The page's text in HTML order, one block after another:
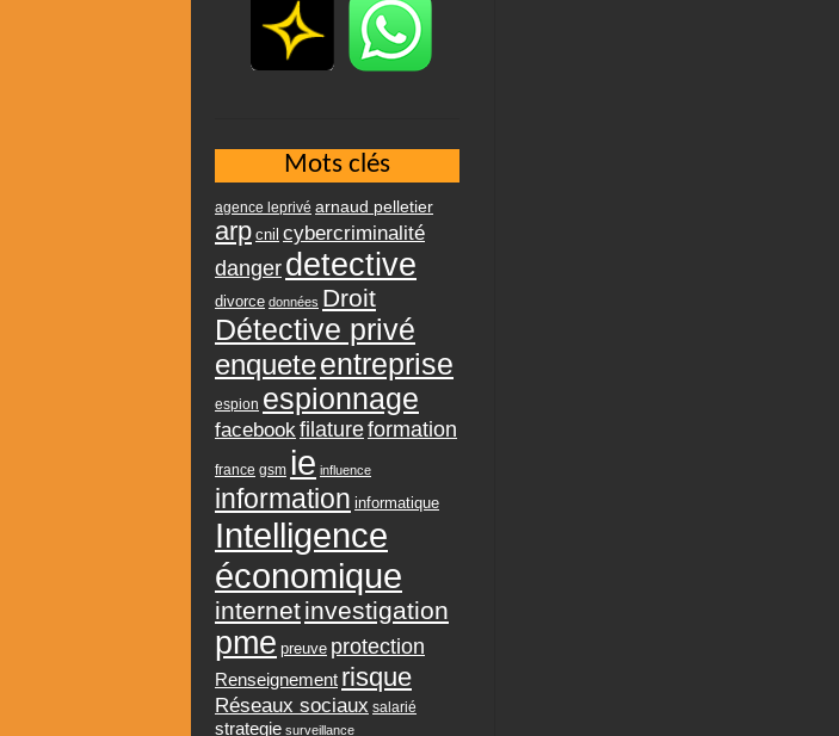
Mots clés
agence leprivé arnaud pelletier
arp cnil cybercriminalité
danger detective
divorce données Droit
Détective privé
enqueteentreprise
espion espionnage
facebookfilatureformation
france gsm ie influence
information informatique
Intelligence
économique
internetinvestigation
pme preuve protection
Renseignement risque
Réseaux sociaux salarié
strategie surveillance